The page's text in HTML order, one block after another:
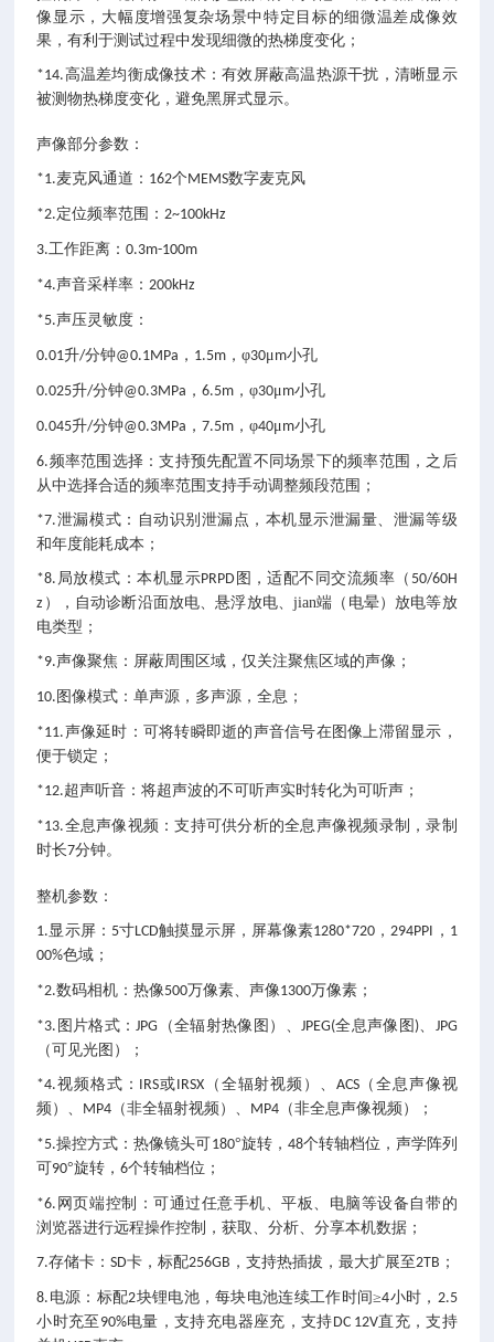
像显示，大幅度增强复杂场景中特定目标的细微温差成像效
果，有利于测试过程中发现细微的热梯度变化；
*14.高温差均衡成像技术：有效屏蔽高温热源干扰，清晰显示
被测物热梯度变化，避免黑屏式显示。
声像部分参数：
*1.麦克风通道： 162个MEMS数字麦克风
*2.定位频率范围：2~100kHz
3.工作距离：0.3m-100m
*4.声音采样率：200kHz
*5.声压灵敏度：
0.01升/分钟@0.1MPa ， 1.5m ，φ30μm小孔
0.025升/分钟@0.3MPa ，6.5m ，φ30μm小孔
0.045升/分钟@0.3MPa ，7.5m ，φ40μm小孔
6.频率范围选择：支持预先配置不同场景下的频率范围，之后
从中选择合适的频率范围支持手动调整频段范围；
*7.泄漏模式：自动识别泄漏点，本机显示泄漏量、泄漏等级
和年度能耗成本；
*8. 局放模式：本机显示PRPD 图，适配不同交流频率（ 50/60H
z ），自动诊断沿面放电、悬浮放电、jian端（电晕）放电等放
电类型；
*9.声像聚焦：屏蔽周围区域，仅关注聚焦区域的声像；
10. 图像模式：单声源，多声源，全息；
*11.声像延时：可将转瞬即逝的声音信号在图像上滞留显示，
便于锁定；
*12.超声听音：将超声波的不可听声实时转化为可听声；
*13.全息声像视频：支持可供分析的全息声像视频录制，录制
时长7分钟。
整机参数：
1.显示屏： 5寸LCD触摸显示屏，屏幕像素1280*720 ，294PPI ， 1
00%色域；
*2.数码相机：热像500万像素、声像1300万像素；
*3. 图片格式：JPG （全辐射热像图）、 JPEG(全息声像图 )、 JPG
（可见光图）；
*4.视频格式： IRS或IRSX （全辐射视频）、 ACS（全息声像视
频）、 MP4 （非全辐射视频）、 MP4 （非全息声像视频）；
*5.操控方式：热像镜头可 180°旋转， 48个转轴档位，声学阵列
可90°旋转，6个转轴档位；
*6. 网页端控制：可通过任意手机、平板、电脑等设备自带的
浏览器进行远程操作控制，获取、分析、分享本机数据；
7.存储卡：SD卡，标配256GB ，支持热插拔，最大扩展至2TB ；
8. 电源：标配2块锂电池，每块电池连续工作时间≥4小时， 2.5
小时充至 90%电量，支持充电器座充，支持DC 12V直充，支持